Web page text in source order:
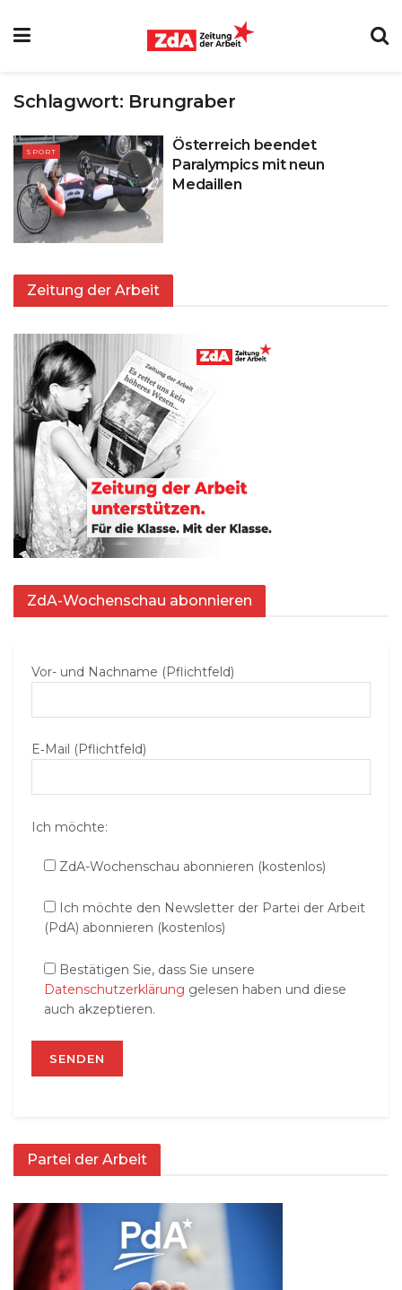
Schlagwort: Brungraber
SPORT
Österreich beendet
Paralympics mit neun
Medaillen
Zeitung der Arbeit
ZdA-Wochenschau abonnieren
Vor- und Nachname (Pflichtfeld)
E‑Mail (Pflichtfeld)
Ich möchte:
ZdA-Wochenschau abonnieren (kostenlos)
Ich möchte den Newsletter der Partei der Arbeit
(PdA) abonnieren (kostenlos)
Bestätigen Sie, dass Sie unsere
Datenschutzerklärung gelesen haben und diese
auch akzeptieren.
Partei der Arbeit